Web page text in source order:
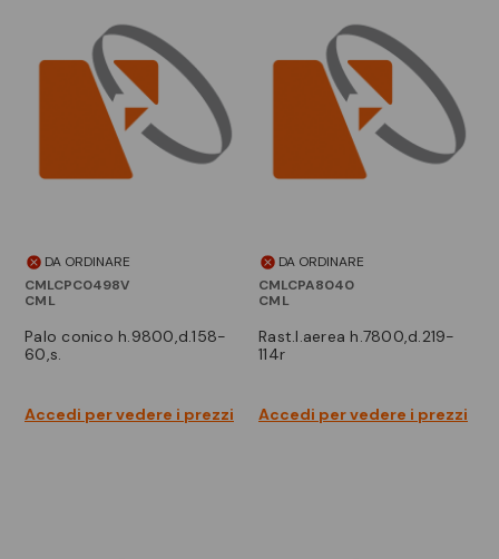
DA ORDINARE
CMLCPC0498V
CML
palo conico h.9800,d.158-
60,s.
Accedi per vedere i prezzi
DA ORDINARE
CMLCPA8040
CML
rast.l.aerea h.7800,d.219-
114r
Accedi per vedere i prezzi